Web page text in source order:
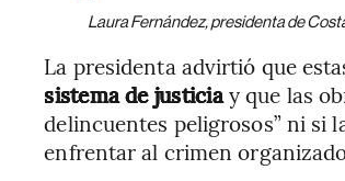
Laura Fernández, presidenta de
La presidenta advirtió que
sistema de justiciay que las
delincuentes peligrosos” ni si
enfrentar al crimen